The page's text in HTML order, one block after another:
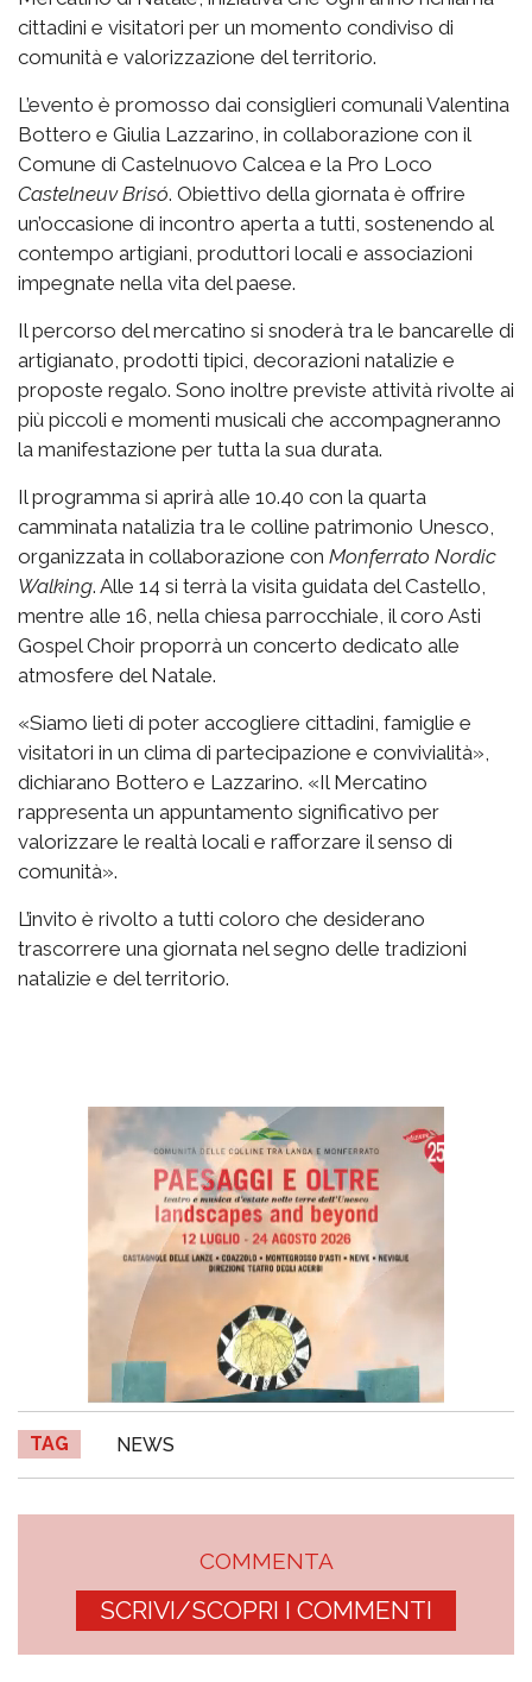
cittadini e visitatori per un momento condiviso di
comunità e valorizzazione del territorio.
L’evento è promosso dai consiglieri comunali Valentina
Bottero e Giulia Lazzarino, in collaborazione con il
Comune di Castelnuovo Calcea e la Pro Loco
Castelneuv Brisó. Obiettivo della giornata è offrire
un’occasione di incontro aperta a tutti, sostenendo al
contempo artigiani, produttori locali e associazioni
impegnate nella vita del paese.
Il percorso del mercatino si snoderà tra le bancarelle di
artigianato, prodotti tipici, decorazioni natalizie e
proposte regalo. Sono inoltre previste attività rivolte ai
più piccoli e momenti musicali che accompagneranno
la manifestazione per tutta la sua durata.
Il programma si aprirà alle 10.40 con la quarta
camminata natalizia tra le colline patrimonio Unesco,
organizzata in collaborazione con Monferrato Nordic
Walking. Alle 14 si terrà la visita guidata del Castello,
mentre alle 16, nella chiesa parrocchiale, il coro Asti
Gospel Choir proporrà un concerto dedicato alle
atmosfere del Natale.
«Siamo lieti di poter accogliere cittadini, famiglie e
visitatori in un clima di partecipazione e convivialità»,
dichiarano Bottero e Lazzarino. «Il Mercatino
rappresenta un appuntamento significativo per
valorizzare le realtà locali e rafforzare il senso di
comunità».
L’invito è rivolto a tutti coloro che desiderano
trascorrere una giornata nel segno delle tradizioni
natalizie e del territorio.
TAG NEWS
COMMENTA
SCRIVI/SCOPRI I COMMENTI